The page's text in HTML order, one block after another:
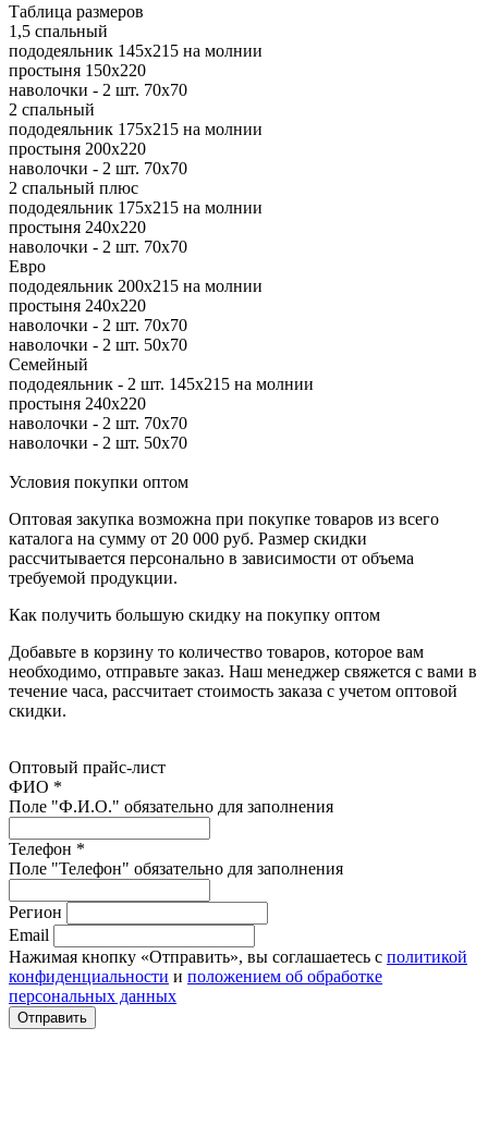
Таблица размеров
1,5 спальный
пододеяльник 145х215 на молнии
простыня 150х220
наволочки - 2 шт. 70х70
2 спальный
пододеяльник 175х215 на молнии
простыня 200х220
наволочки - 2 шт. 70х70
2 спальный плюс
пододеяльник 175х215 на молнии
простыня 240х220
наволочки - 2 шт. 70х70
Евро
пододеяльник 200х215 на молнии
простыня 240х220
наволочки - 2 шт. 70х70
наволочки - 2 шт. 50х70
Семейный
пододеяльник - 2 шт. 145х215 на молнии
простыня 240х220
наволочки - 2 шт. 70х70
наволочки - 2 шт. 50х70
Условия покупки оптом
Оптовая закупка возможна при покупке товаров из всего
каталога на сумму от 20 000 руб. Размер скидки
рассчитывается персонально в зависимости от объема
требуемой продукции.
Как получить большую скидку на покупку оптом
Добавьте в корзину то количество товаров, которое вам
необходимо, отправьте заказ. Наш менеджер свяжется с вами в
течение часа, рассчитает стоимость заказа с учетом оптовой
скидки.
Оптовый прайс-лист
ФИО *
Поле "Ф.И.О." обязательно для заполнения
Телефон *
Поле "Телефон" обязательно для заполнения
Регион
Email
Нажимая кнопку «Отправить», вы соглашаетесь с политикой
конфиденциальности и положением об обработке
персональных данных
Отправить